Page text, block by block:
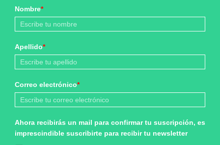
Nombre*
Apellido*
Correo electrónico*
Ahora recibirás un mail para confirmar tu suscripción, es
imprescindible suscribirte para recibir tu newsletter